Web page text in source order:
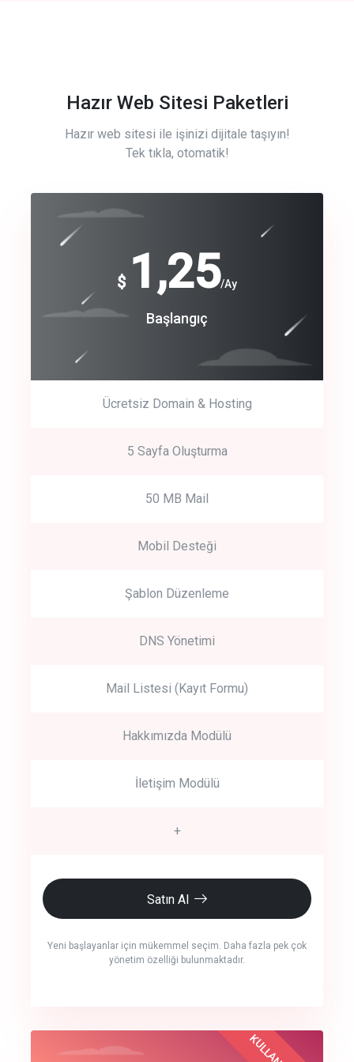
Hazır Web Sitesi Paketleri
Hazır web sitesi ile işinizi dijitale taşıyın!
Tek tıkla, otomatik!
$ 1,25/Ay
Başlangıç
Ücretsiz Domain & Hosting
5 Sayfa Oluşturma
50 MB Mail
Mobil Desteği
Şablon Düzenleme
DNS Yönetimi
Mail Listesi (Kayıt Formu)
Hakkımızda Modülü
İletişim Modülü
+
Satın Al
Yeni başlayanlar için mükemmel seçim. Daha fazla pek çok
yönetim özelliği bulunmaktadır.
Free
Basic
crm auto cync